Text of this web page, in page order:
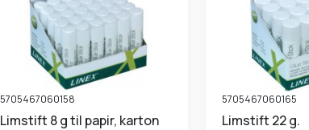
5705467060158
Limstift 8 g til papir, karton
5705467060165
Limstift 22 g.